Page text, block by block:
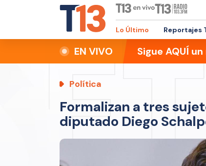
Lo Último Reportajes
EN VIVO Sigue AQUÍ
Política
Formalizan a tres
diputado Diego